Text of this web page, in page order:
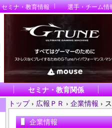
セミナ・教育情報 選手・チーム情
セミナ・教育関係
トップ › 広報ＰＲ › 企業情報 ›
企業情報